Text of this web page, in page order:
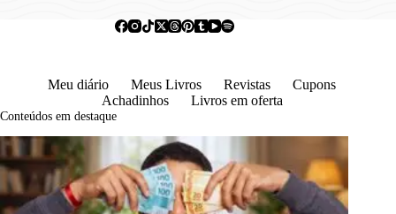
Meu diário Meus Livros Revistas
Cupons
Achadinhos
Livros em oferta
Conteúdos em destaque